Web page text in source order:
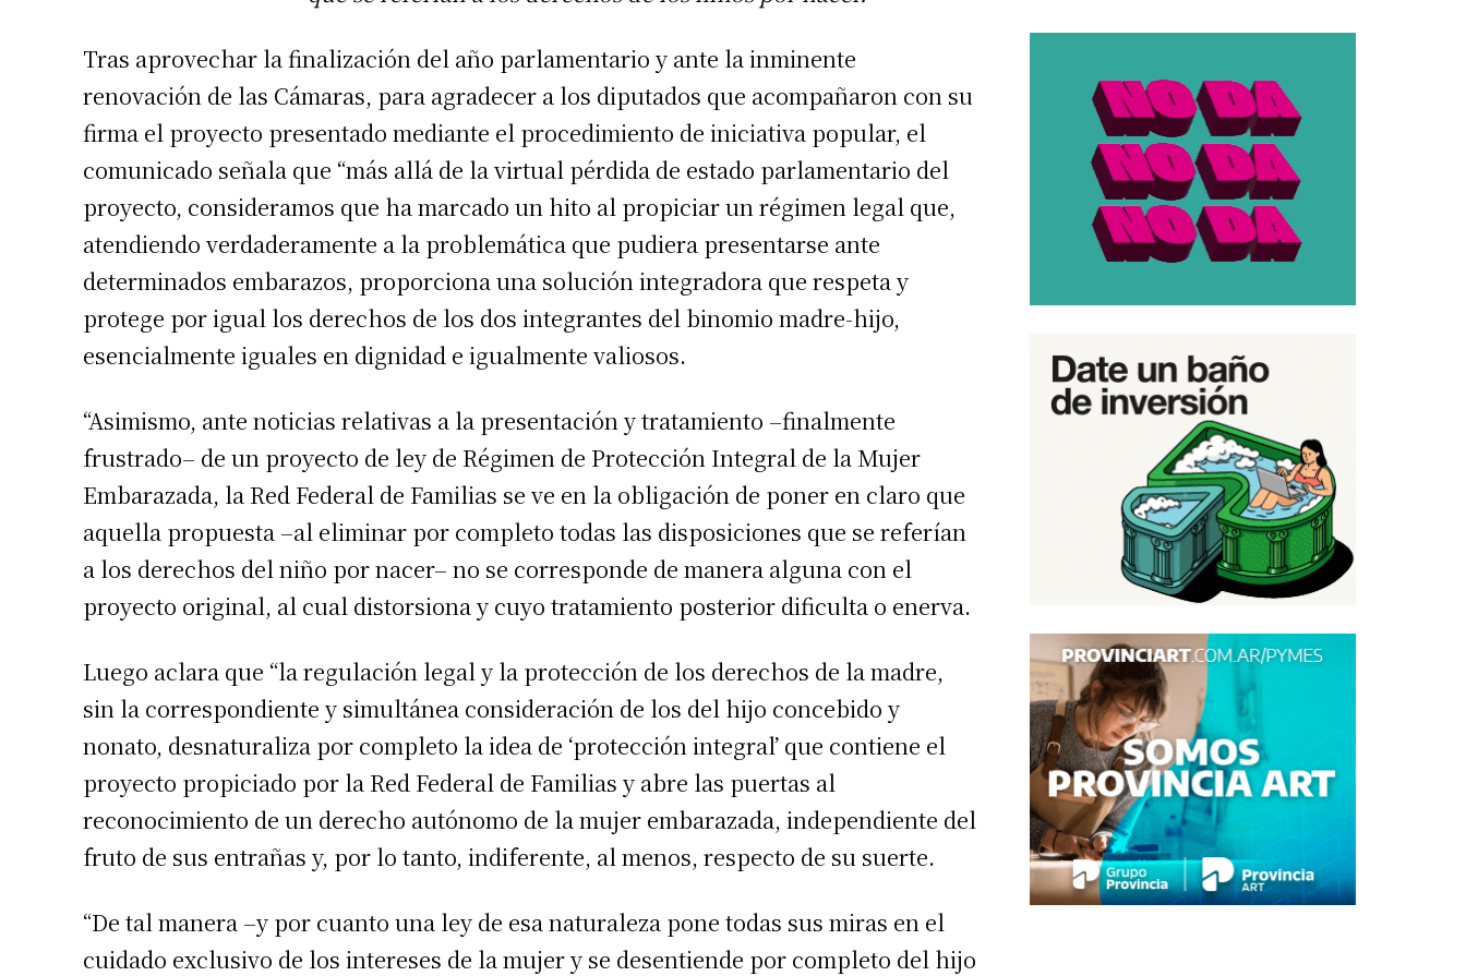
Suscribirme gratis
Tras aprovechar la finalización del año parlamentario y ante la inminente
renovación de las Cámaras, para agradecer a los diputados que acompañaron con su
firma el proyecto presentado mediante el procedimiento de iniciativa popular, el
comunicado señala que “más allá de la virtual pérdida de estado parlamentario del
proyecto, consideramos que ha marcado un hito al propiciar un régimen legal que,
atendiendo verdaderamente a la problemática que pudiera presentarse ante
determinados embarazos, proporciona una solución integradora que respeta y
protege por igual los derechos de los dos integrantes del binomio madre-hijo,
esencialmente iguales en dignidad e igualmente valiosos.
“Asimismo, ante noticias relativas a la presentación y tratamiento –finalmente
frustrado– de un proyecto de ley de Régimen de Protección Integral de la Mujer
Embarazada, la Red Federal de Familias se ve en la obligación de poner en claro que
aquella propuesta –al eliminar por completo todas las disposiciones que se referían
a los derechos del niño por nacer– no se corresponde de manera alguna con el
proyecto original, al cual distorsiona y cuyo tratamiento posterior dificulta o enerva.
Luego aclara que “la regulación legal y la protección de los derechos de la madre,
sin la correspondiente y simultánea consideración de los del hijo concebido y
nonato, desnaturaliza por completo la idea de ‘protección integral’ que contiene el
proyecto propiciado por la Red Federal de Familias y abre las puertas al
reconocimiento de un derecho autónomo de la mujer embarazada, independiente del
fruto de sus entrañas y, por lo tanto, indiferente, al menos, respecto de su suerte.
“De tal manera –y por cuanto una ley de esa naturaleza pone todas sus miras en el
cuidado exclusivo de los intereses de la mujer y se desentiende por completo del hijo